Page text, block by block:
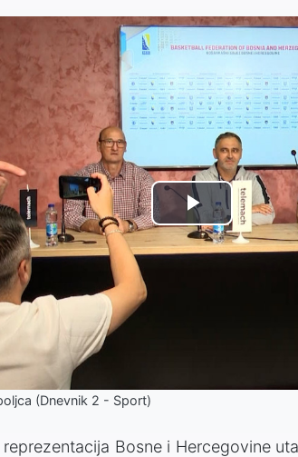
Play
Video
(Dnevnik 2 - Sport)
Bosne i Hercegovine